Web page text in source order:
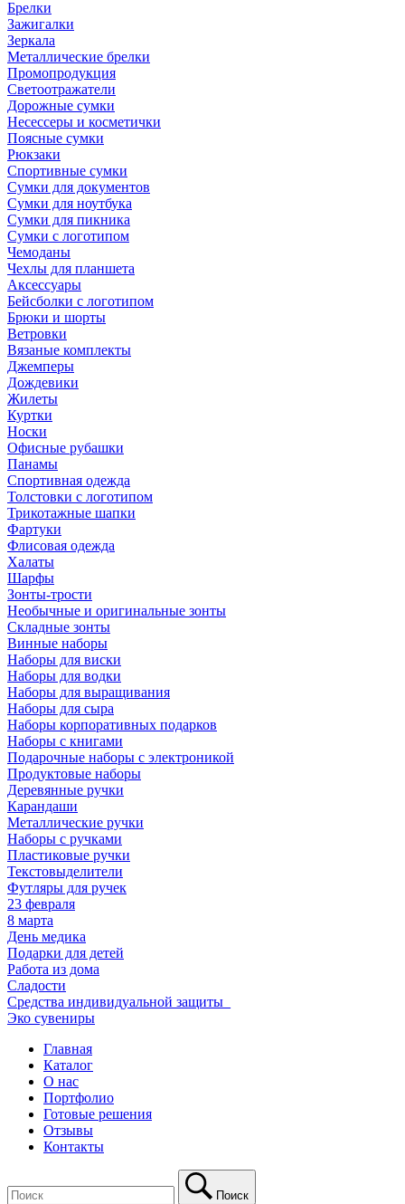
Брелки
Зажигалки
Зеркала
Металлические брелки
Промопродукция
Светоотражатели
Дорожные сумки
Несессеры и косметички
Поясные сумки
Рюкзаки
Спортивные сумки
Сумки для документов
Сумки для ноутбука
Сумки для пикника
Сумки с логотипом
Чемоданы
Чехлы для планшета
Аксессуары
Бейсболки с логотипом
Брюки и шорты
Ветровки
Вязаные комплекты
Джемперы
Дождевики
Жилеты
Куртки
Носки
Офисные рубашки
Панамы
Спортивная одежда
Толстовки с логотипом
Трикотажные шапки
Фартуки
Флисовая одежда
Халаты
Шарфы
Зонты-трости
Необычные и оригинальные зонты
Складные зонты
Винные наборы
Наборы для виски
Наборы для водки
Наборы для выращивания
Наборы для сыра
Наборы корпоративных подарков
Наборы с книгами
Подарочные наборы с электроникой
Продуктовые наборы
Деревянные ручки
Карандаши
Металлические ручки
Наборы с ручками
Пластиковые ручки
Текстовыделители
Футляры для ручек
23 февраля
8 марта
День медика
Подарки для детей
Работа из дома
Сладости
Средства индивидуальной защиты_
Эко сувениры
Главная
Каталог
О нас
Портфолио
Готовые решения
Отзывы
Контакты
Поиск